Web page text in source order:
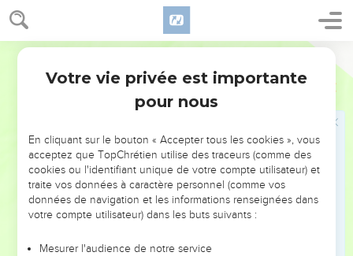
1 Rois 3
Celui-ci déclara finalement : —L’une dit : « C’est ici mon
fils qui est vivant ; et c’est le tien qui est mort. » Mais l’autre
dit : « Pas du tout, c’est ton fils qui est mort et le mien qui est
Eh bien, ajouta le roi, qu’on m’apporte une épée. On lui
en une moitié à chacune.
Alors la mère de l’enfant vivant, poussée par son amour
pour son fils, s’écria : —De grâce, mon seigneur, qu’on lui
donne le bébé vivant, qu’on ne le fasse pas mourir ! Mais
moi ni à elle.
Votre vie privée est importante
pour nous
En cliquant sur le bouton « Accepter tous les cookies », vous
acceptez que TopChrétien utilise des traceurs (comme des
cookies ou l'identifiant unique de votre compte utilisateur) et
traite vos données à caractère personnel (comme vos
données de navigation et les informations renseignées dans
votre compte utilisateur) dans les buts suivants :
Mesurer l'audience de notre service